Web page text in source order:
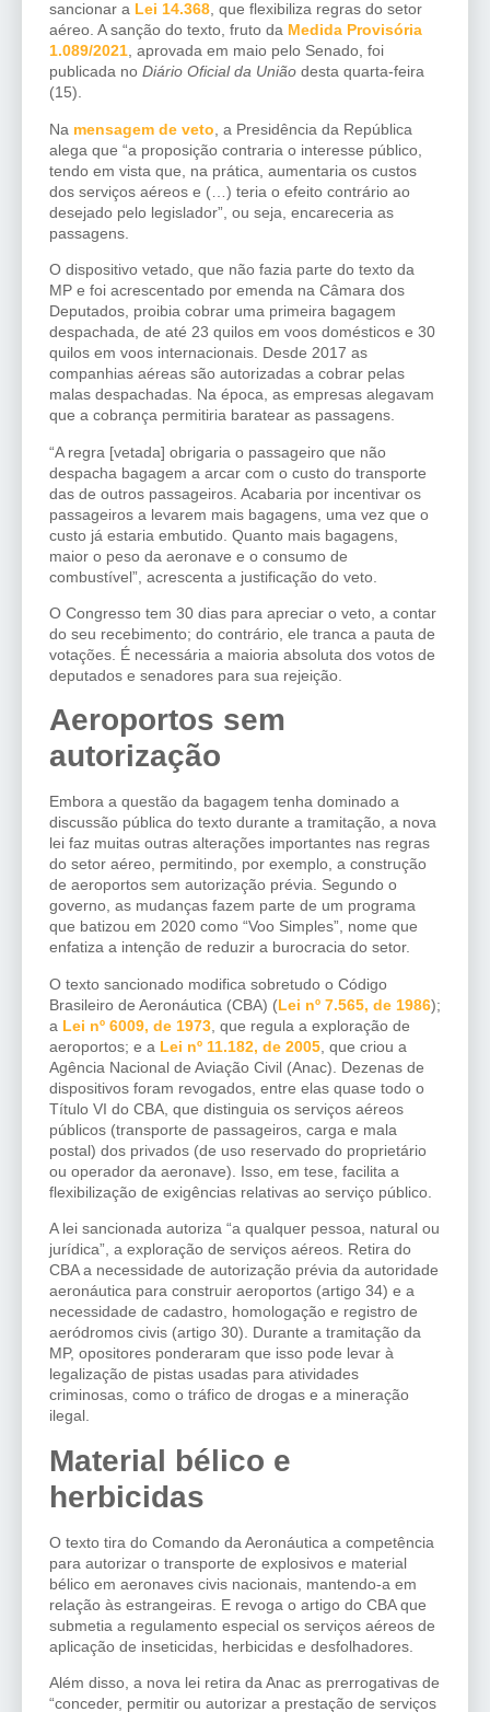
sancionar a Lei 14.368, que flexibiliza regras do setor
aéreo. A sanção do texto, fruto da Medida Provisória
1.089/2021, aprovada em maio pelo Senado, foi
publicada no Diário Oficial da União desta quarta-feira
(15).
Na mensagem de veto , a Presidência da República
alega que “a proposição contraria o interesse público,
tendo em vista que, na prática, aumentaria os custos
dos serviços aéreos e (…) teria o efeito contrário ao
desejado pelo legislador”, ou seja, encareceria as
passagens.
O dispositivo vetado, que não fazia parte do texto da
MP e foi acrescentado por emenda na Câmara dos
Deputados, proibia cobrar uma primeira bagagem
despachada, de até 23 quilos em voos domésticos e 30
quilos em voos internacionais. Desde 2017 as
companhias aéreas são autorizadas a cobrar pelas
malas despachadas. Na época, as empresas alegavam
que a cobrança permitiria baratear as passagens.
“A regra [vetada] obrigaria o passageiro que não
despacha bagagem a arcar com o custo do transporte
das de outros passageiros. Acabaria por incentivar os
passageiros a levarem mais bagagens, uma vez que o
custo já estaria embutido. Quanto mais bagagens,
maior o peso da aeronave e o consumo de
combustível”, acrescenta a justificação do veto.
O Congresso tem 30 dias para apreciar o veto, a contar
do seu recebimento; do contrário, ele tranca a pauta de
votações. É necessária a maioria absoluta dos votos de
deputados e senadores para sua rejeição.
Aeroportos sem
autorização
Embora a questão da bagagem tenha dominado a
discussão pública do texto durante a tramitação, a nova
lei faz muitas outras alterações importantes nas regras
do setor aéreo, permitindo, por exemplo, a construção
de aeroportos sem autorização prévia. Segundo o
governo, as mudanças fazem parte de um programa
que batizou em 2020 como “Voo Simples”, nome que
enfatiza a intenção de reduzir a burocracia do setor.
O texto sancionado modifica sobretudo o Código
Brasileiro de Aeronáutica (CBA) (Lei nº 7.565, de 1986);
a Lei nº 6009, de 1973 , que regula a exploração de
aeroportos; e a Lei nº 11.182, de 2005 , que criou a
Agência Nacional de Aviação Civil (Anac). Dezenas de
dispositivos foram revogados, entre elas quase todo o
Título VI do CBA, que distinguia os serviços aéreos
públicos (transporte de passageiros, carga e mala
postal) dos privados (de uso reservado do proprietário
ou operador da aeronave). Isso, em tese, facilita a
flexibilização de exigências relativas ao serviço público.
A lei sancionada autoriza “a qualquer pessoa, natural ou
jurídica”, a exploração de serviços aéreos. Retira do
CBA a necessidade de autorização prévia da autoridade
aeronáutica para construir aeroportos (artigo 34) e a
necessidade de cadastro, homologação e registro de
aeródromos civis (artigo 30). Durante a tramitação da
MP, opositores ponderaram que isso pode levar à
legalização de pistas usadas para atividades
criminosas, como o tráfico de drogas e a mineração
ilegal.
Material bélico e
herbicidas
O texto tira do Comando da Aeronáutica a competência
para autorizar o transporte de explosivos e material
bélico em aeronaves civis nacionais, mantendo-a em
relação às estrangeiras. E revoga o artigo do CBA que
submetia a regulamento especial os serviços aéreos de
aplicação de inseticidas, herbicidas e desfolhadores.
Além disso, a nova lei retira da Anac as prerrogativas de
“conceder, permitir ou autorizar a prestação de serviços